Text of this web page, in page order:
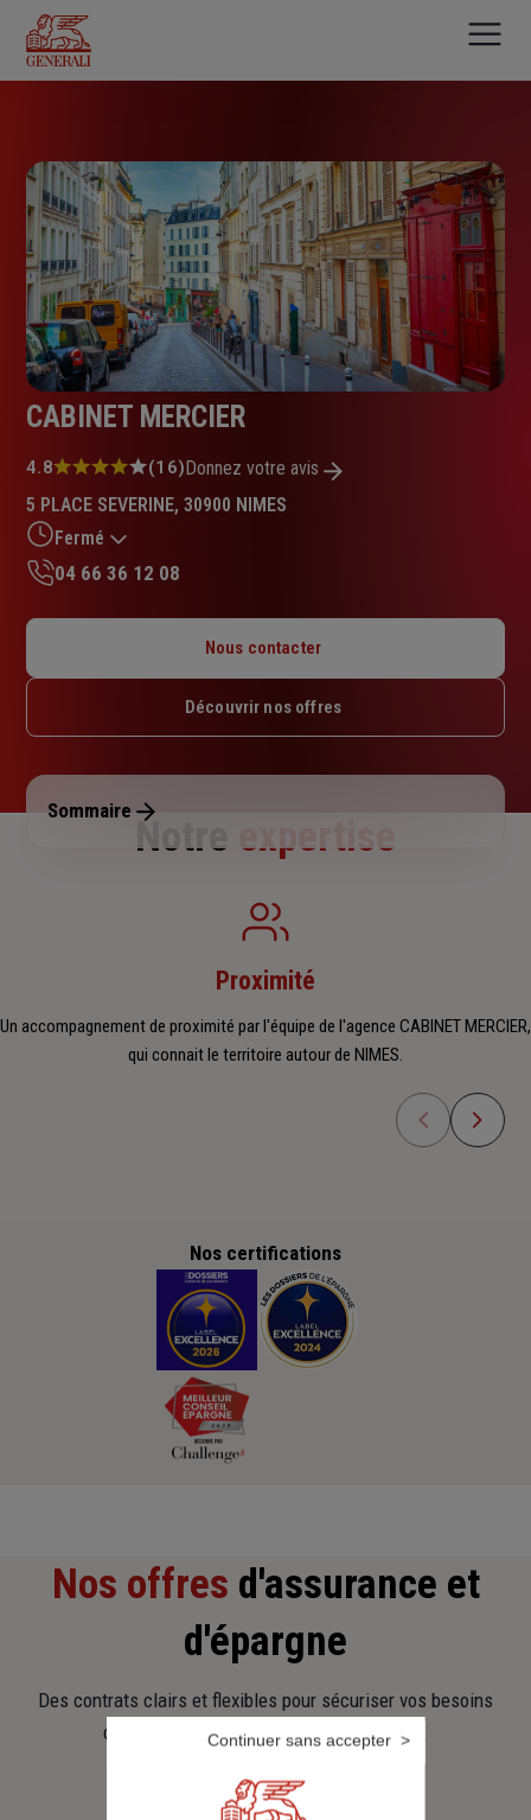
contenu
principal
CABINET MERCIER
Note
4.8
sur
5
étoiles
4.8 (16)Donnez votre avis
5 PLACE SEVERINE, 30900 NIMES
Fermé
Mardi : 08h30 – 12h / 14h – 18h
Jeudi : 08h30 – 12h / 14h – 18h
Dimanche : Fermé
04 66 36 12 08
Nous contacter
Découvrir nos offres
Sommaire
Notre expertise
Proximité
Un accompagnement de proximité par l'équipe de l'agence CABINET MERCIER,
qui connait le territoire autour de NIMES.
Nos certifications
Nos offres d'assurance et
d'épargne
Des contrats clairs et flexibles pour sécuriser vos besoins
d’aujourd’hui et anticiper ceux de demain.
Continuer sans accepter